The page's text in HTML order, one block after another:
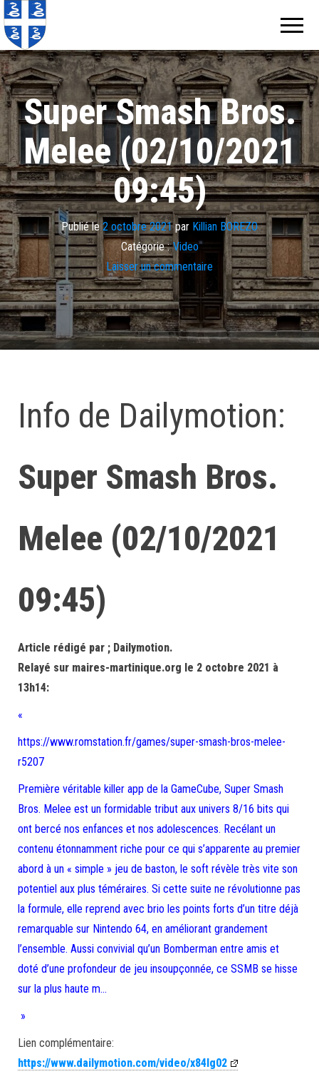
Super Smash Bros.
Melee (02/10/2021
09:45)
Publié le2 octobre 2021par Killian BOREZO
Catégorie : Video
Laisser un commentaire
Info de Dailymotion:
Super Smash Bros.
Melee (02/10/2021
09:45)
Article rédigé par ; Dailymotion.
Relayé sur maires-martinique.org le 2 octobre 2021 à
13h14:
«
https://www.romstation.fr/games/super-smash-bros-melee-
r5207
Première véritable killer app de la GameCube, Super Smash
Bros. Melee est un formidable tribut aux univers 8/16 bits qui
ont bercé nos enfances et nos adolescences. Recélant un
contenu étonnamment riche pour ce qui s’apparente au premier
abord à un « simple » jeu de baston, le soft révèle très vite son
potentiel aux plus téméraires. Si cette suite ne révolutionne pas
la formule, elle reprend avec brio les points forts d’un titre déjà
remarquable sur Nintendo 64, en améliorant grandement
l’ensemble. Aussi convivial qu’un Bomberman entre amis et
doté d’une profondeur de jeu insoupçonnée, ce SSMB se hisse
sur la plus haute m…
»
Lien complémentaire:
https://www.dailymotion.com/video/x84lg02